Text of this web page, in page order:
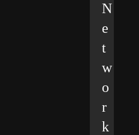
N
e
t
w
o
r
k